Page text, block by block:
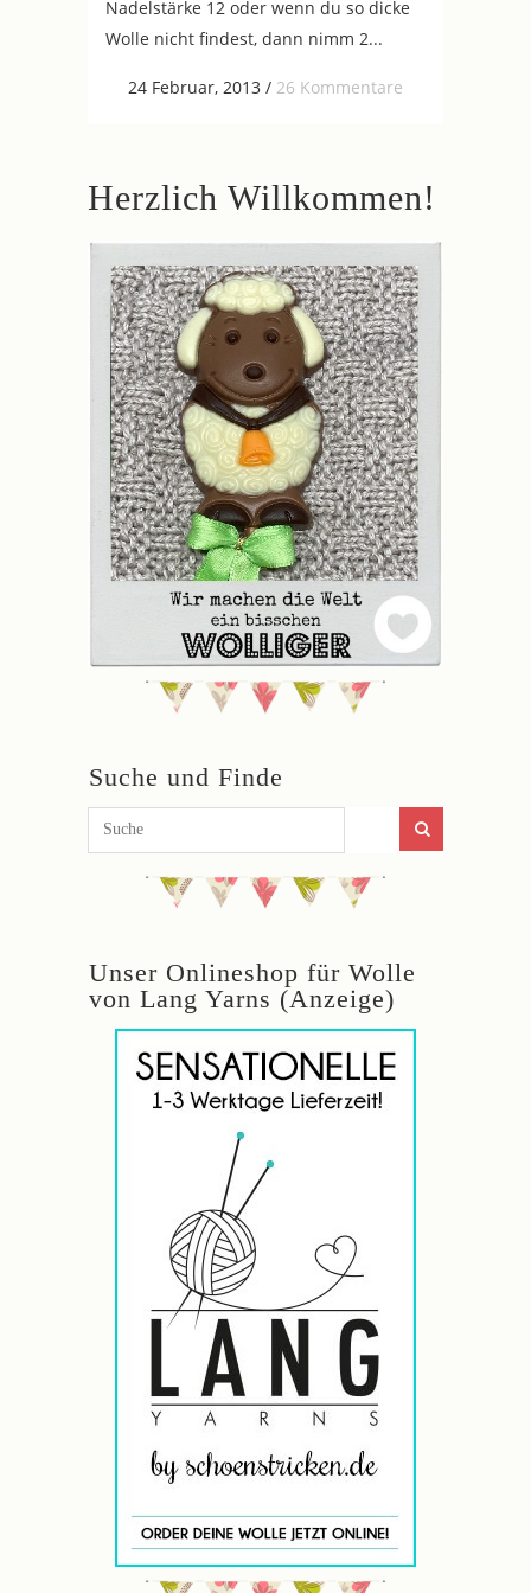
Nadelstärke 12 oder wenn du so dicke
Wolle nicht findest, dann nimm 2...
24 Februar, 2013 / 26 Kommentare
Herzlich Willkommen!
Suche und Finde
Unser Onlineshop für Wolle
von Lang Yarns (Anzeige)